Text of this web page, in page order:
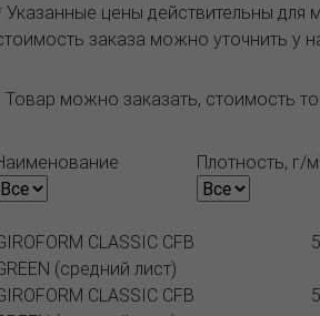
Указанные цены действительны
заказа можно уточнить у
Товар можно заказать, стоимость
Плотность, г/м
CLASSIC CFB
(средний лист)
CLASSIC CFB